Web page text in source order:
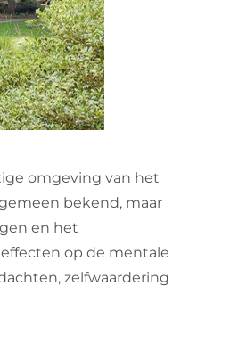
omgeving van het
bekend, maar
en het
op de mentale
zelfwaardering